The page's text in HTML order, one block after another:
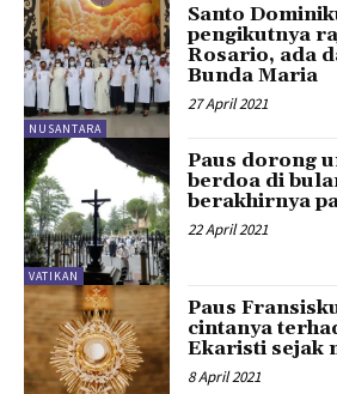
NUSANTARA
Santo
pengikutnya
Rosario, ada
Bunda Maria
27 April 2021
VATIKAN
Paus dorong
berdoa di
berakhirnya
22 April 2021
Paus
cintanya
Ekaristi sejak
8 April 2021